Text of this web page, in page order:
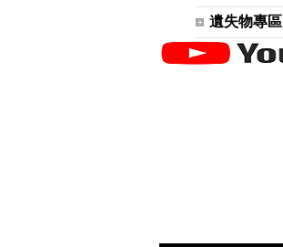
遺失物專區